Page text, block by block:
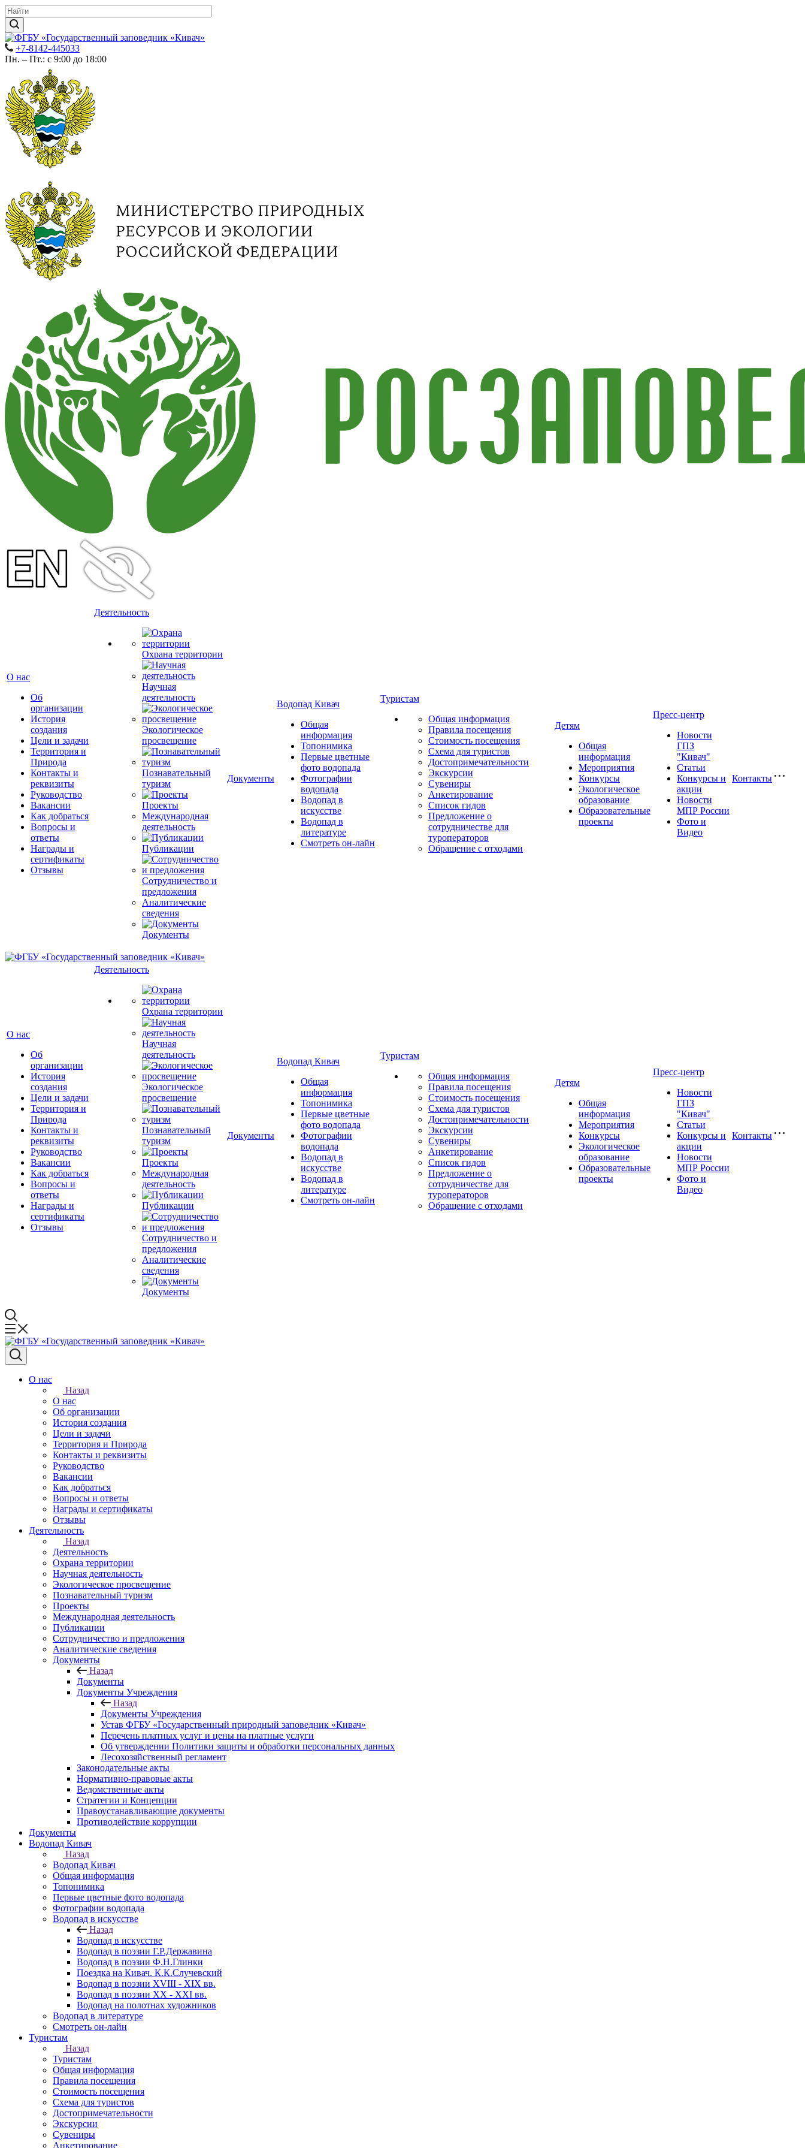
+7-8142-445033
Пн. – Пт.: с 9:00 до 18:00
О нас
Об
организации
История
создания
Цели и задачи
Территория и
Природа
Контакты и
реквизиты
Руководство
Вакансии
Как добраться
Вопросы и
ответы
Награды и
сертификаты
Отзывы
Деятельность
Охрана территории
Научная
деятельность
Экологическое
просвещение
Познавательный
туризм
Проекты
Международная
деятельность
Публикации
Сотрудничество и
предложения
Аналитические
сведения
Документы
Документы
Водопад Кивач
Общая
информация
Топонимика
Первые цветные
фото водопада
Фотографии
водопада
Водопад в
искусстве
Водопад в
литературе
Смотреть он-лайн
Туристам
Общая информация
Правила посещения
Стоимость посещения
Схема для туристов
Достопримечательности
Экскурсии
Сувениры
Анкетирование
Список гидов
Предложение о
сотрудничестве для
туроператоров
Обращение с отходами
Детям
Общая
информация
Мероприятия
Конкурсы
Экологическое
образование
Образовательные
проекты
Пресс-центр
Новости
ГПЗ
"Кивач"
Статьи
Конкурсы и
акции
Новости
МПР России
Фото и
Видео
Контакты
О нас
Об
организации
История
создания
Цели и задачи
Территория и
Природа
Контакты и
реквизиты
Руководство
Вакансии
Как добраться
Вопросы и
ответы
Награды и
сертификаты
Отзывы
Деятельность
Охрана территории
Научная
деятельность
Экологическое
просвещение
Познавательный
туризм
Проекты
Международная
деятельность
Публикации
Сотрудничество и
предложения
Аналитические
сведения
Документы
Документы
Водопад Кивач
Общая
информация
Топонимика
Первые цветные
фото водопада
Фотографии
водопада
Водопад в
искусстве
Водопад в
литературе
Смотреть он-лайн
Туристам
Общая информация
Правила посещения
Стоимость посещения
Схема для туристов
Достопримечательности
Экскурсии
Сувениры
Анкетирование
Список гидов
Предложение о
сотрудничестве для
туроператоров
Обращение с отходами
Детям
Общая
информация
Мероприятия
Конкурсы
Экологическое
образование
Образовательные
проекты
Пресс-центр
Новости
ГПЗ
"Кивач"
Статьи
Конкурсы и
акции
Новости
МПР России
Фото и
Видео
Контакты
О нас
Назад
О нас
Об организации
История создания
Цели и задачи
Территория и Природа
Контакты и реквизиты
Руководство
Вакансии
Как добраться
Вопросы и ответы
Награды и сертификаты
Отзывы
Деятельность
Назад
Деятельность
Охрана территории
Научная деятельность
Экологическое просвещение
Познавательный туризм
Проекты
Международная деятельность
Публикации
Сотрудничество и предложения
Аналитические сведения
Документы
Назад
Документы
Документы Учреждения
Назад
Документы Учреждения
Устав ФГБУ «Государственный природный заповедник «Кивач»
Перечень платных услуг и цены на платные услуги
Об утверждении Политики защиты и обработки персональных данных
Лесохозяйственный регламент
Законодательные акты
Нормативно-правовые акты
Ведомственные акты
Стратегии и Концепции
Правоустанавливающие документы
Противодействие коррупции
Документы
Водопад Кивач
Назад
Водопад Кивач
Общая информация
Топонимика
Первые цветные фото водопада
Фотографии водопада
Водопад в искусстве
Назад
Водопад в искусстве
Водопад в поэзии Г.Р.Державина
Водопад в поэзии Ф.Н.Глинки
Поездка на Кивач. К.К.Случевский
Водопад в поэзии XVIII - XIX вв.
Водопад в поэзии XX - XXI вв.
Водопад на полотнах художников
Водопад в литературе
Смотреть он-лайн
Туристам
Назад
Туристам
Общая информация
Правила посещения
Стоимость посещения
Схема для туристов
Достопримечательности
Экскурсии
Сувениры
Анкетирование